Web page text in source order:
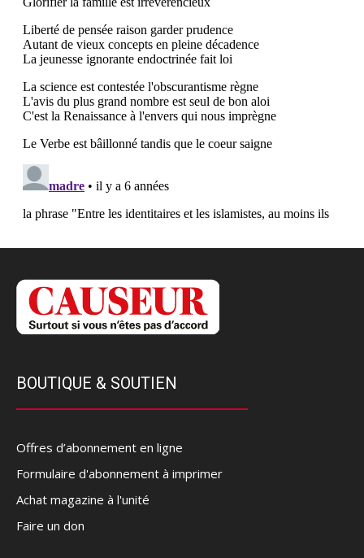
BOUTIQUE & SOUTIEN
Offres d’abonnement en ligne
Formulaire d'abonnement à imprimer
Achat magazine à l'unité
Faire un don